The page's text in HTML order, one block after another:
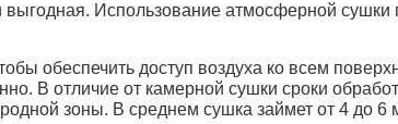
Использование атмосферной сушки
обеспечить доступ воздуха ко всем
В отличие от камерной сушки сроки
зоны. В среднем сушка займет от 4 до 6